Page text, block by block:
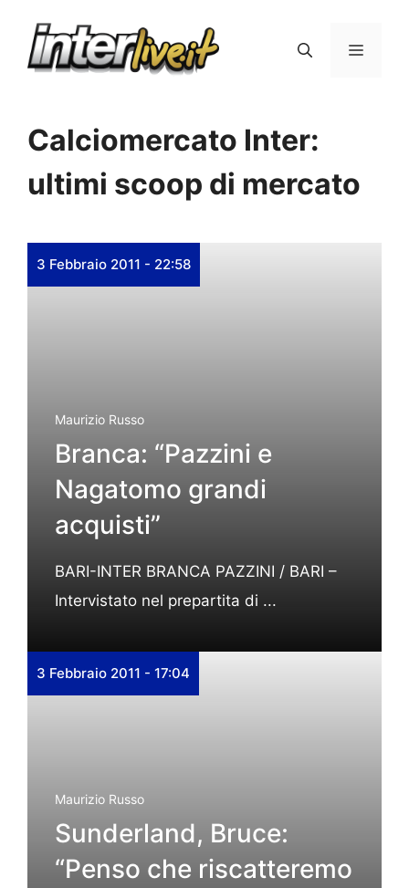
Menu
Calciomercato Inter:
ultimi scoop di mercato
3 Febbraio 2011 - 22:58
Maurizio Russo
Branca: “Pazzini e
Nagatomo grandi
acquisti”
BARI-INTER BRANCA PAZZINI / BARI –
Intervistato nel prepartita di ...
3 Febbraio 2011 - 17:04
Maurizio Russo
Sunderland, Bruce:
“Penso che riscatteremo